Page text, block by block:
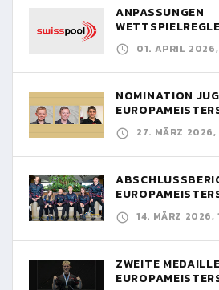
ANPASSUNGEN
01. APRIL
NOMINATION
27. MÄRZ
14. MÄRZ 2026,
ZWEITE